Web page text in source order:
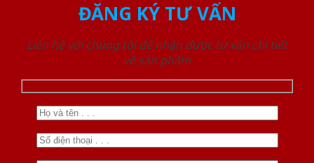
ĐĂNG KÝ TƯ VẤN
Liên hệ với chúng tôi để nhận được tư vấn chi tiết
về sản phẩm